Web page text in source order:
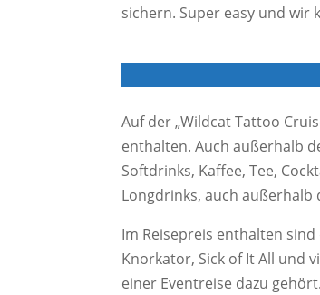
sichern. Super easy und wir
Auf der „Wildcat Tattoo
enthalten. Auch außerhalb
Softdrinks, Kaffee, Tee,
Longdrinks, auch außerhalb
Im Reisepreis enthalten
Knorkator, Sick of It All und
einer Eventreise dazu